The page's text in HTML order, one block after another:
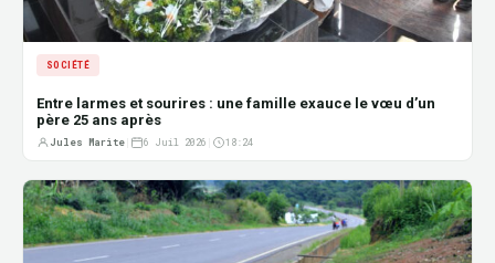
SOCIÉTÉ
Entre larmes et sourires : une famille exauce le vœu d’un
père 25 ans après
Jules Marite 6 Juil 2026 18:24